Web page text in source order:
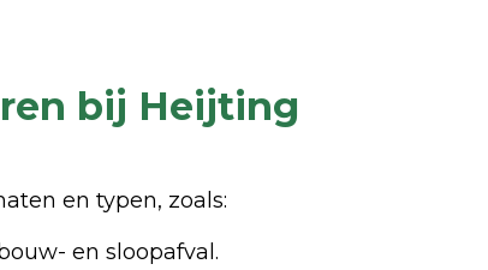
bij Heijting
en typen, zoals:
en sloopafval.